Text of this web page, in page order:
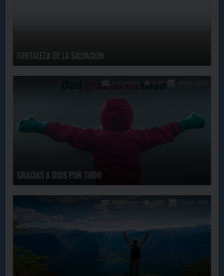
FORTALEZA DE LA SALVACION
GRACIAS A DIOS POR TODO
29 Dec, 2023
1498
En Contacto
24 Jun, 2019
3980
En Contacto